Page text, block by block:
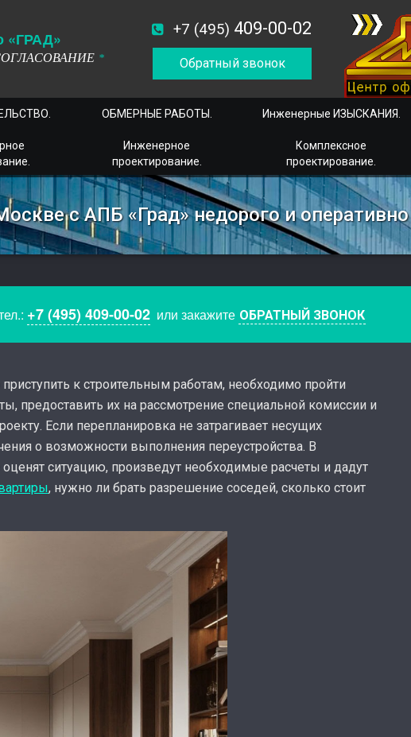
«ГРАД»
*
+7 (495) 409-00-02
Обратный звонок
ОБМЕРНЫЕ РАБОТЫ. Инженерные ИЗЫСКАНИЯ.
Инженерное
проектирование.
Комплексное
проектирование.
с АПБ «Град» недорого и оперативно
+7 (495) 409-00-02или закажите ОБРАТНЫЙ ЗВОНОК
к строительным работам, необходимо пройти
предоставить их на рассмотрение специальной комиссии и
Если перепланировка не затрагивает несущих
о возможности выполнения переустройства. В
ситуацию, произведут необходимые расчеты и дадут
, нужно ли брать разрешение соседей, сколько стоит